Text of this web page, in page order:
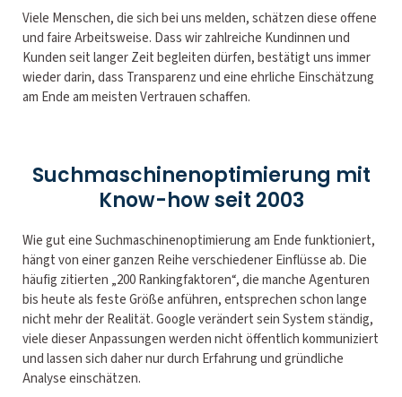
Viele Menschen, die sich bei uns melden, schätzen diese offene
und faire Arbeitsweise. Dass wir zahlreiche Kundinnen und
Kunden seit langer Zeit begleiten dürfen, bestätigt uns immer
wieder darin, dass Transparenz und eine ehrliche Einschätzung
am Ende am meisten Vertrauen schaffen.
Suchmaschinenoptimierung mit
Know-how seit 2003
Wie gut eine Suchmaschinenoptimierung am Ende funktioniert,
hängt von einer ganzen Reihe verschiedener Einflüsse ab. Die
häufig zitierten „200 Rankingfaktoren“, die manche Agenturen
bis heute als feste Größe anführen, entsprechen schon lange
nicht mehr der Realität. Google verändert sein System ständig,
viele dieser Anpassungen werden nicht öffentlich kommuniziert
und lassen sich daher nur durch Erfahrung und gründliche
Analyse einschätzen.